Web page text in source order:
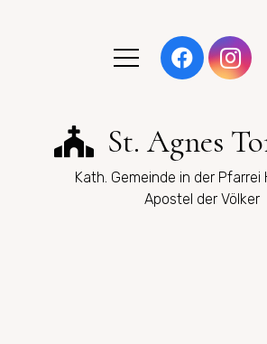
St. Agnes
Kath. Gemeinde in der Pfarrei
Apostel der Völker